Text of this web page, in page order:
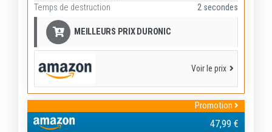
Temps de destruction
2 secondes
MEILLEURS PRIX DURONIC
Voir le prix
Promotion
47,99 €